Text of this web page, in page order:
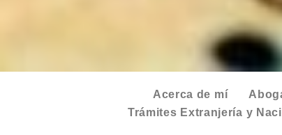
Acerca de mí
Trámites Extranjería y